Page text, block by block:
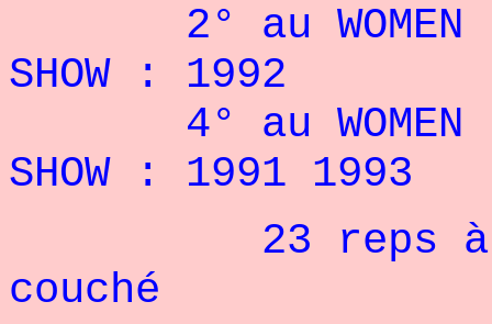
2° au WOMEN
SHOW : 1992
4° au WOMEN
SHOW : 1991 1993
23 reps à 66
couché